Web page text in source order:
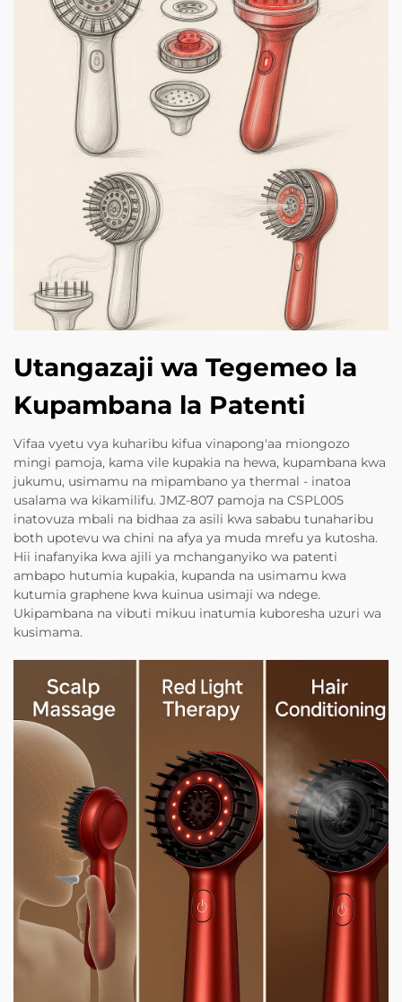
Utangazaji wa Tegemeo la
Kupambana la Patenti
Vifaa vyetu vya kuharibu kifua vinapong'aa miongozo
mingi pamoja, kama vile kupakia na hewa, kupambana kwa
jukumu, usimamu na mipambano ya thermal - inatoa
usalama wa kikamilifu. JMZ-807 pamoja na CSPL005
inatovuza mbali na bidhaa za asili kwa sababu tunaharibu
both upotevu wa chini na afya ya muda mrefu ya kutosha.
Hii inafanyika kwa ajili ya mchanganyiko wa patenti
ambapo hutumia kupakia, kupanda na usimamu kwa
kutumia graphene kwa kuinua usimaji wa ndege.
Ukipambana na vibuti mikuu inatumia kuboresha uzuri wa
kusimama.